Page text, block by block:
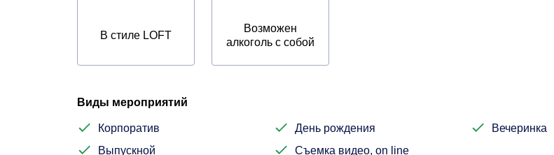
В стиле LOFT
Возможен
алкоголь с собой
Виды мероприятий
Корпоратив День рождения Вечеринка
Выпускной
Съемка видео, on line